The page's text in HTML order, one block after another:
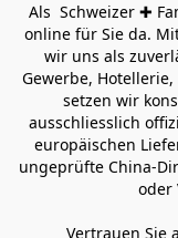
Als  Schweizer ✚
online für Sie da.
wir uns als
Gewerbe,
setzen wir
ausschliesslich
europäischen
ungeprüfte China-
oder
Vertrauen Sie